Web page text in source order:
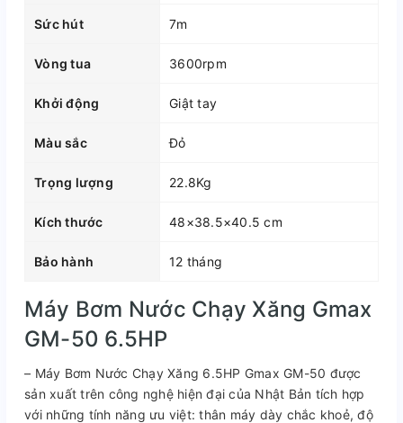
Sức hút 7m
Vòng tua 3600rpm
Khởi động Giật tay
Màu sắc Đỏ
Trọng lượng 22.8Kg
Kích thước 48×38.5×40.5 cm
Bảo hành 12 tháng
Máy Bơm Nước Chạy Xăng Gmax
GM-50 6.5HP
– Máy Bơm Nước Chạy Xăng 6.5HP Gmax GM-50 được
sản xuất trên công nghệ hiện đại của Nhật Bản tích hợp
với những tính năng ưu việt: thân máy dày chắc khoẻ, độ